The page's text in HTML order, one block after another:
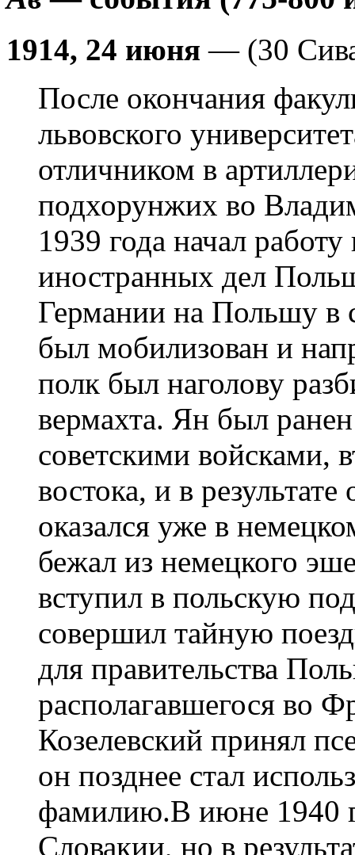
1914, 24 июня — (30
После окончания
львовского
отличником в
подхорунжих во
1939 года начал
иностранных дел
Германии на Польшу в
был мобилизован и
полк был наголову
вермахта. Ян был
советскими войсками,
востока, и в
оказался уже в
бежал из немецкого
вступил в польскую
совершил тайную
для правительства
располагавшегося во
Козелевский принял
он позднее стал
фамилию.В июне 1940
Словакии, но в